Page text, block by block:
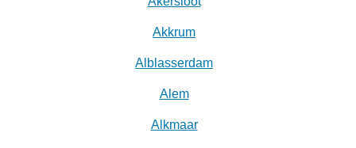
Akkrum
Alblasserdam
Alem
Alkmaar